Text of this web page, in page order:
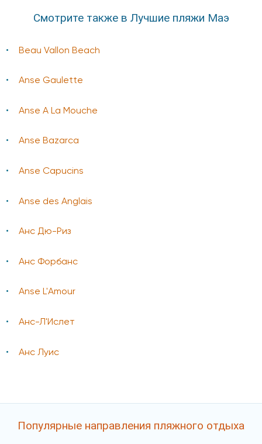
Смотрите также в Лучшие пляжи Маэ
Beau Vallon Beach
Anse Gaulette
Anse A La Mouche
Anse Bazarca
Anse Capucins
Anse des Anglais
Анс Дю-Риз
Анс Форбанс
Anse L'Amour
Анс-Л'Ислет
Анс Луис
Популярные направления пляжного отдыха